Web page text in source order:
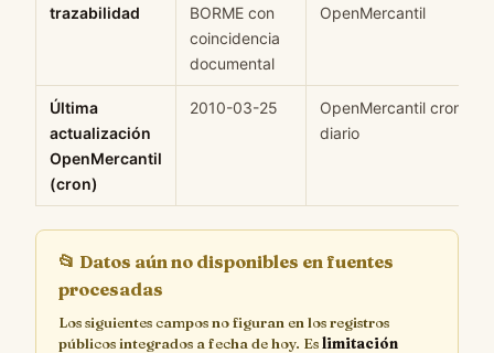
trazabilidad
BORME con
coincidencia
documental
OpenMercantil
Última
actualización
OpenMercantil
(cron)
2010-03-25
OpenMercantil cron
diario
📂 Datos aún no disponibles en fuentes
procesadas
Los siguientes campos no figuran en los registros
públicos integrados a fecha de hoy. Eslimitación